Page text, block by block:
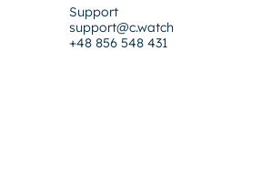
Support
support@c.watch
+48 856 548 431